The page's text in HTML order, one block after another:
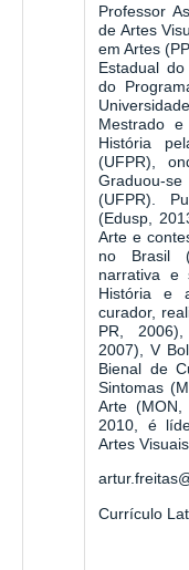
Professor
de Artes
em Artes
Estadual
do
Mestrado
História
(UFPR),
Graduou-
(UFPR).
(Edusp,
Arte e
no Brasil
narrativa e
História e
curador,
PR, 2006),
2007), V
Bienal de
Sintomas
Arte
2010, é
Artes
Currículo